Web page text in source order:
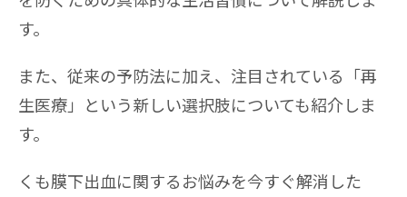
す。
また、従来の予防法に加え、注目されている「再
生医療」という新しい選択肢についても紹介しま
す。
くも膜下出血に関するお悩みを今すぐ解消した